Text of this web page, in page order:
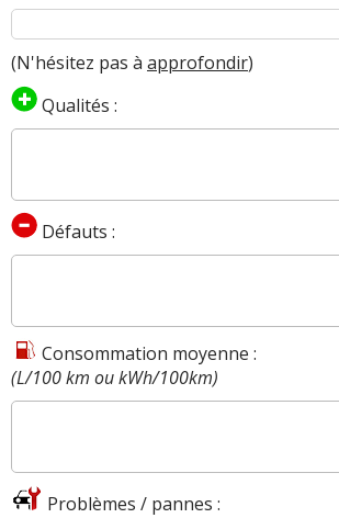
(N'hésitez pas à approfondir)
Qualités :
Défauts :
Consommation moyenne :
(L/100 km ou kWh/100km)
Problèmes / pannes :